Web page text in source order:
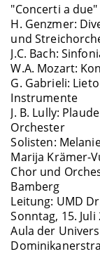
"Concerti a due"
H. Genzmer:
und
J.C. Bach:
W.A. Mozart:
G. Gabrieli:
Instrumente
J. B. Lully:
Orchester
Solisten:
Marija Krämer-
Chor und
Bamberg
Leitung: UMD
Sonntag, 15.
Aula der